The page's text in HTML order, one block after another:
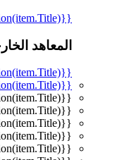
{{mmc.getCurrentTranslation(item.Title)}}
المعاهد
{{mmc.getCurrentTranslation(item.Title)}}
{{mmc.getCurrentTranslation(item.Title)}}
{{mmc.getCurrentTranslation(item.Title)}}
{{mmc.getCurrentTranslation(item.Title)}}
{{mmc.getCurrentTranslation(item.Title)}}
{{mmc.getCurrentTranslation(item.Title)}}
{{mmc.getCurrentTranslation(item.Title)}}